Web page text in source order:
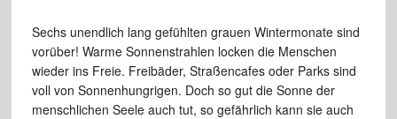
Sechs unendlich lang gefühlten grauen Wintermonate sind
vorüber! Warme Sonnenstrahlen locken die Menschen
wieder ins Freie. Freibäder, Straßencafes oder Parks sind
voll von Sonnenhungrigen. Doch so gut die Sonne der
menschlichen Seele auch tut, so gefährlich kann sie auch